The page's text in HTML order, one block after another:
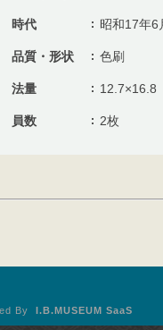
時代 昭和17年6
品質・形状 色刷
法量 12.7×16.8
員数 2枚
By I.B.MUSEUM SaaS